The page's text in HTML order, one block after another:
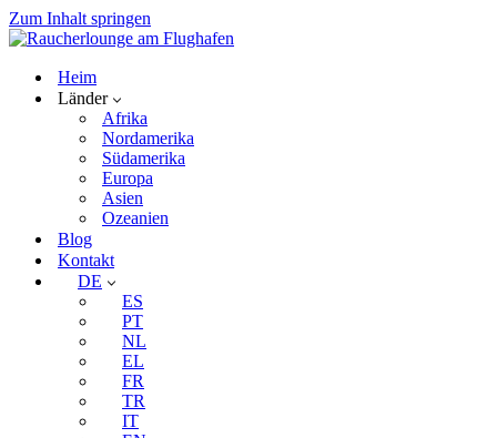
Zum Inhalt springen
Heim
Länder
Afrika
Nordamerika
Südamerika
Europa
Asien
Ozeanien
Blog
Kontakt
DE
ES
PT
NL
EL
FR
TR
IT